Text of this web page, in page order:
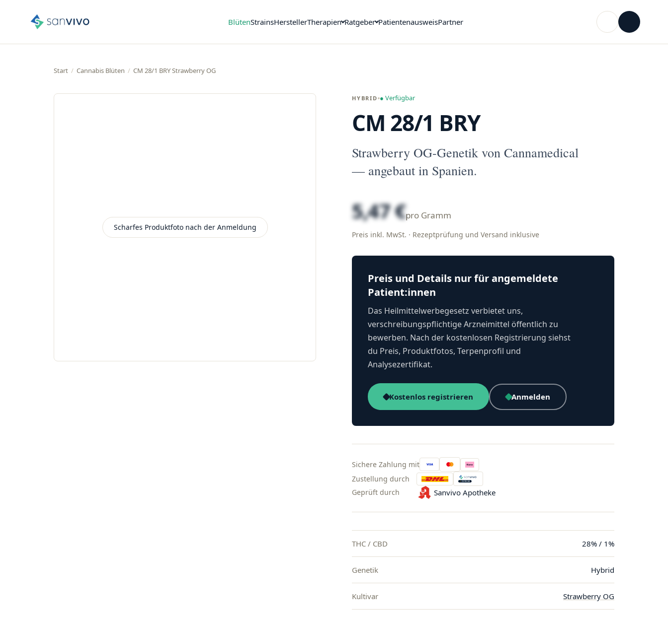
BlütenStrainsHerstellerTherapien Ratgeber PatientenausweisPartner
Start / Cannabis Blüten / CM 28/1 BRY Strawberry OG
Scharfes Produktfoto nach der Anmeldung
HYBRID ● Verfügbar
CM 28/1 BRY
Strawberry OG-Genetik von Cannamedical
— angebaut in Spanien.
5,47 €pro Gramm
Preis inkl. MwSt. · Rezeptprüfung und Versand inklusive
Preis und Details nur für angemeldete
Patient:innen
Das Heilmittelwerbegesetz verbietet uns,
verschreibungspflichtige Arzneimittel öffentlich zu
bewerben. Nach der kostenlosen Registrierung siehst
du Preis, Produktfotos, Terpenprofil und
Analysezertifikat.
Kostenlos registrieren Anmelden
Sichere Zahlung mit
Zustellung durch
Geprüft durch
Sanvivo Apotheke
THC / CBD 28% / 1%
Genetik Hybrid
Kultivar Strawberry OG